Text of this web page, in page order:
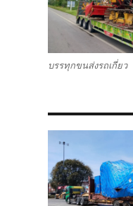
บรรทุกขนส่งรถเกี่ยว